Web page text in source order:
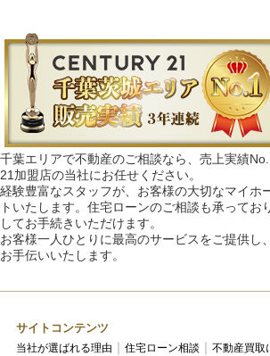
千葉エリアで不動産のご相談なら、売上実績
21加盟店の当社にお任せください。
経験豊富なスタッフが、お客様の大切なマイホ
トいたします。住宅ローンのご相談も承ってお
してお手続きいただけます。
お客様一人ひとりに最高のサービスをご提供し
お手伝いいたします。
サイトコンテンツ
当社が選ばれる理由 住宅ローン相談
不動産買取